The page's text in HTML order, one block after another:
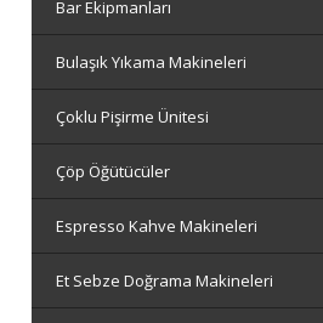
Bar Ekipmanları
Bulaşık Yıkama Makineleri
Çoklu Pişirme Ünitesi
Çöp Öğütücüler
Espresso Kahve Makineleri
Et Sebze Doğrama Makineleri